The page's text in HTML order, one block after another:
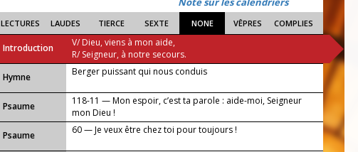
LECTURES LAUDES TIERCE SEXTE NONE VÊPRES COMPLIES
Introduction
V/ Dieu, viens à mon aide,
R/ Seigneur, à notre secours.
...
Hymne Berger puissant qui nous conduis
Psaume
118-11 — Mon espoir, c’est ta parole : aide-moi, Seigneur
mon Dieu !
Psaume
60 — Je veux être chez toi pour toujours !